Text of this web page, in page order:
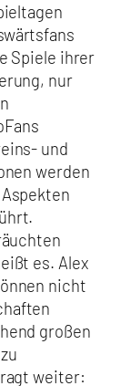
Spiele ihrer
nur
und
werden
es. Alex
nicht
großen
weiter: